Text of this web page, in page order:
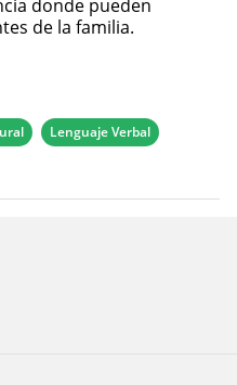
donde pueden
de la familia.
Lenguaje Verbal